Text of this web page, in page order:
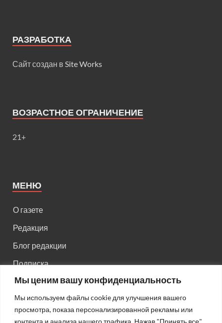
Мы ценим вашу конфиденциальность
Мы используем файлы cookie для улучшения вашего
просмотра, показа персонализированной рекламы или
контента и анализа нашего трафика. Нажав "Принять все",
РАЗРАБОТКА
Сайт создан в Site Works
ВОЗРАСТНОЕ ОГРАНИЧЕНИЕ
21+
МЕНЮ
О газете
Редакция
Блог редакции
Подписка
Правила поведения на сайте
Реклама
Старый сайт